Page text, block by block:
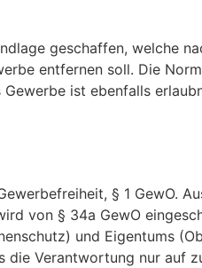
geschaffen, welche
entfernen soll. Die
ist ebenfalls
§ 1 GewO.
von § 34a GewO
und Eigentums
die Verantwortung nur auf